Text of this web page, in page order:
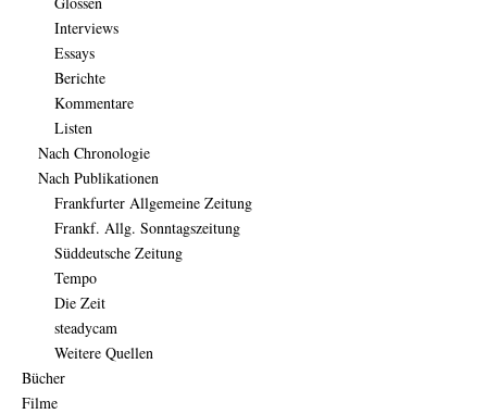
Interviews
Essays
Berichte
Kommentare
Listen
Nach Chronologie
Nach Publikationen
Frankfurter Allgemeine Zeitung
Frankf. Allg. Sonntagszeitung
Süddeutsche Zeitung
Tempo
Die Zeit
steadycam
Weitere Quellen
Bücher
Filme